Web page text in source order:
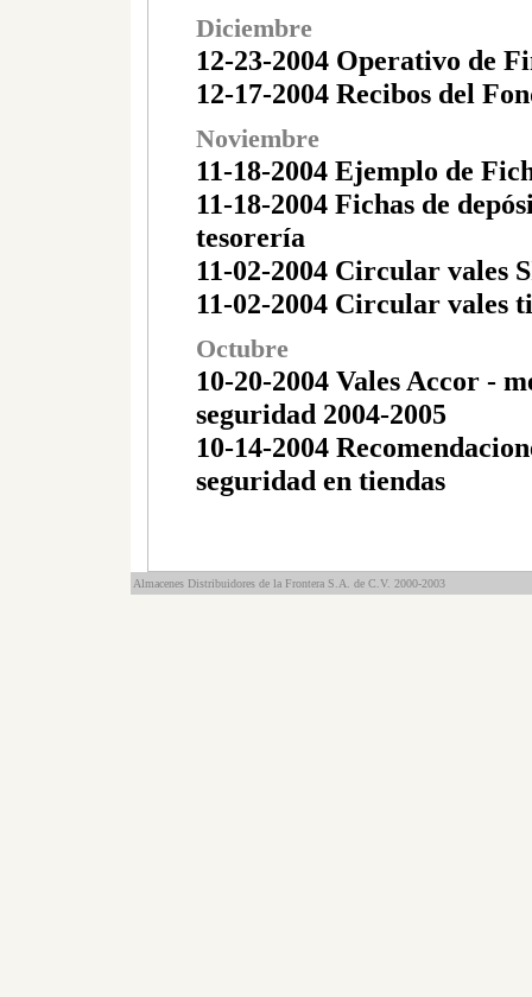
Diciembre
12-23-2004 Operativo de
12-17-2004 Recibos del
Noviembre
11-18-2004 Ejemplo de
11-18-2004 Fichas de
tesorería
11-02-2004 Circular vales
11-02-2004 Circular vales
Octubre
10-20-2004 Vales Accor -
seguridad 2004-2005
10-14-2004
seguridad en tiendas
Almacenes Distribuidores de la Frontera S.A. de C.V. 2000-2003